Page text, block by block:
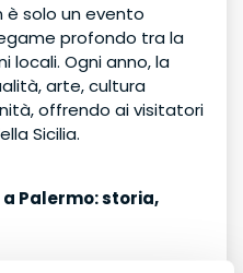
è solo un evento
profondo tra la
locali. Ogni anno, la
arte, cultura
offrendo ai visitatori
Sicilia.
a Palermo: storia,